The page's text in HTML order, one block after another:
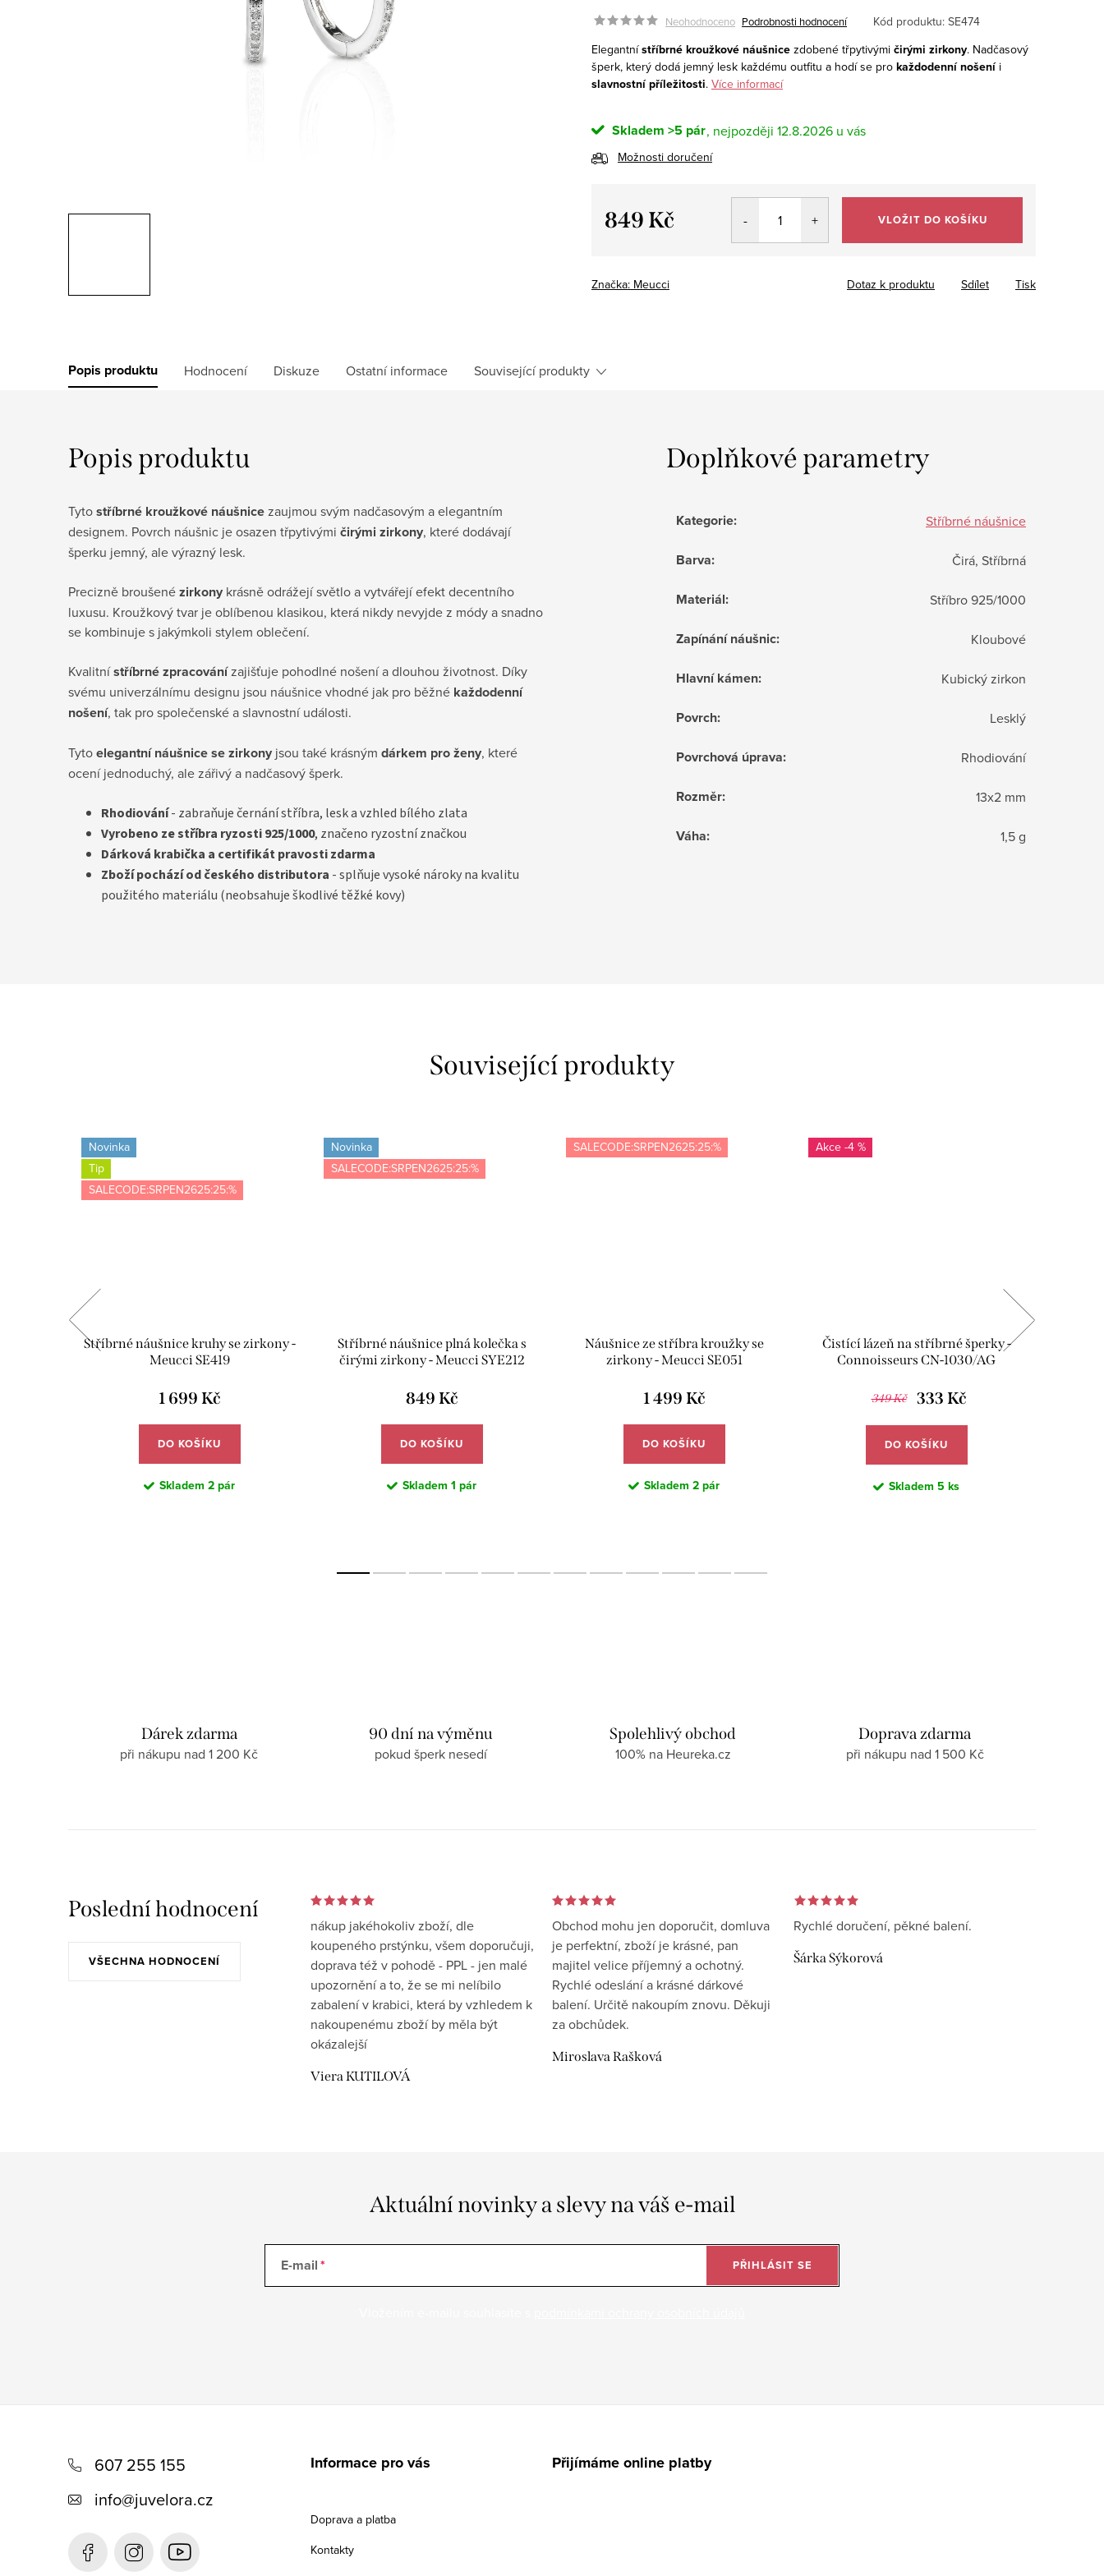
Neohodnoceno Podrobnosti hodnocení Kód produktu: SE474
Elegantnístříbrné kroužkové náušnice zdobené třpytivými čirými zirkony. Nadčasový
šperk, který dodá jemný lesk každému outfitu a hodí se pro každodenní nošeníi
slavnostní příležitosti. Více informací
Skladem >5 pár 12.8.2026
Možnosti doručení
849 Kč VLOŽIT DO KOŠÍKU
Značka: Meucci Tisk
Dotaz k produktu Sdílet
Popis produktu Hodnocení Diskuze Ostatní informace Související produkty
Popis produktu
Tytostříbrné kroužkové náušnicezaujmou svým nadčasovým a elegantním
designem. Povrch náušnic je osazen třpytivými čirými zirkony, které dodávají
šperku jemný, ale výrazný lesk.
Precizně broušenézirkony krásně odrážejí světlo a vytvářejí efekt decentního
luxusu. Kroužkový tvar je oblíbenou klasikou, která nikdy nevyjde z módy a snadno
se kombinuje s jakýmkoli stylem oblečení.
Kvalitnístříbrné zpracovánízajišťuje pohodlné nošení a dlouhou životnost. Díky
svému univerzálnímu designu jsou náušnice vhodné jak pro běžné každodenní
nošení, tak pro společenské a slavnostní události.
Tytoelegantní náušnice se zirkony jsou také krásným dárkem pro ženy, které
ocení jednoduchý, ale zářivý a nadčasový šperk.
Rhodiování- zabraňuje černání stříbra, lesk a vzhled bílého zlata
Vyrobeno ze stříbra ryzosti 925/1000, značeno ryzostní značkou
Dárková krabička a certifikát pravostizdarma
Zboží pochází od českého distributora - splňuje vysoké nároky na kvalitu
použitého materiálu (neobsahuje škodlivé těžké kovy)
Doplňkové parametry
Kategorie: Stříbrné náušnice
Barva: Čirá, Stříbrná
Materiál: Stříbro 925/1000
Zapínání náušnic: Kloubové
Hlavní kámen: Kubický zirkon
Povrch: Lesklý
Povrchová úprava: Rhodiování
Rozměr: 13x2 mm
Váha: 1,5 g
Související produkty
Novinka
Tip
SALECODE:SRPEN2625:25:%
Stříbrné náušnice kruhy se zirkony -
Meucci SE419
1 699 Kč
DO KOŠÍKU
Skladem 2 pár
Novinka
SALECODE:SRPEN2625:25:%
Stříbrné náušnice plná kolečka s
čirými zirkony - Meucci SYE212
849 Kč
DO KOŠÍKU
Skladem 1 pár
SALECODE:SRPEN2625:25:%
Náušnice ze stříbra kroužky se
zirkony - Meucci SE051
1 499 Kč
DO KOŠÍKU
Skladem 2 pár
-4 %
Čistící lázeň na stříbrné šperky -
Connoisseurs CN-1030/AG
349 Kč 333 Kč
DO KOŠÍKU
Skladem 5 ks
Dárek zdarma
při nákupu nad 1 200 Kč
90 dní na výměnu
pokud šperk nesedí
Spolehlivý obchod
100% na Heureka.cz
Doprava zdarma
při nákupu nad 1 500 Kč
Poslední hodnocení
VŠECHNA HODNOCENÍ
nákup jakéhokoliv zboží, dle
koupeného prstýnku, všem doporučuji,
doprava též v pohodě - PPL - jen malé
upozornění a to, že se mi nelíbilo
zabalení v krabici, která by vzhledem k
nakoupenému zboží by měla být
okázalejší
Viera KUTILOVÁ
Obchod mohu jen doporučit, domluva
je perfektní, zboží je krásné, pan
majitel velice příjemný a ochotný.
Rychlé odeslání a krásné dárkové
balení. Určitě nakoupím znovu. Děkuji
za obchůdek.
Miroslava Rašková
Rychlé doručení, pěkné balení.
Šárka Sýkorová
Aktuální novinky a slevy na váš e-mail
E-mail PŘIHLÁSIT SE
607 255 155
info@juvelora.cz
Informace pro vás
Doprava a platba
Kontakty
Přijímáme online platby